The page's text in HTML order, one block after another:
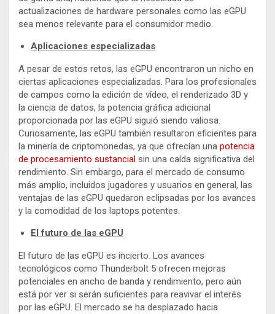
actualizaciones de hardware personales como las eGPU
sea menos relevante para el consumidor medio.
Aplicaciones especializadas
A pesar de estos retos, las eGPU encontraron un nicho en
ciertas aplicaciones especializadas. Para los profesionales
de campos como la edición de vídeo, el renderizado 3D y
la ciencia de datos, la potencia gráfica adicional
proporcionada por las eGPU siguió siendo valiosa.
Curiosamente, las eGPU también resultaron eficientes para
la minería de criptomonedas, ya que ofrecían una potencia
de procesamiento sustancial sin una caída significativa del
rendimiento. Sin embargo, para el mercado de consumo
más amplio, incluidos jugadores y usuarios en general, las
ventajas de las eGPU quedaron eclipsadas por los avances
y la comodidad de los laptops potentes.
El futuro de las eGPU
El futuro de las eGPU es incierto. Los avances
tecnológicos como Thunderbolt 5 ofrecen mejoras
potenciales en ancho de banda y rendimiento, pero aún
está por ver si serán suficientes para reavivar el interés
por las eGPU. El mercado se ha desplazado hacia